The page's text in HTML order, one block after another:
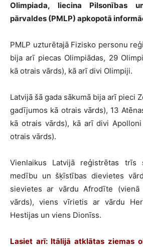
Olimpiada, liecina Pilsonības
pārvaldes (PMLP) apkopotā
PMLP uzturētajā Fizisko personu
bija arī piecas Olimpiādas, 29
kā otrais vārds), kā arī divi Olimpiji.
Latvijā šā gada sākumā bija arī pieci
gadījumos kā otrais vārds), 13
kā otrais vārds), kā arī divi
otrais vārds).
Vienlaikus Latvijā reģistrētas trīs
medību un šķīstības dievietes
sievietes ar vārdu Afrodīte
vārds), viens vīrietis ar vārdu
Hestijas un viens Dionīss.
Lasiet arī: Itālijā atklātas ziemas